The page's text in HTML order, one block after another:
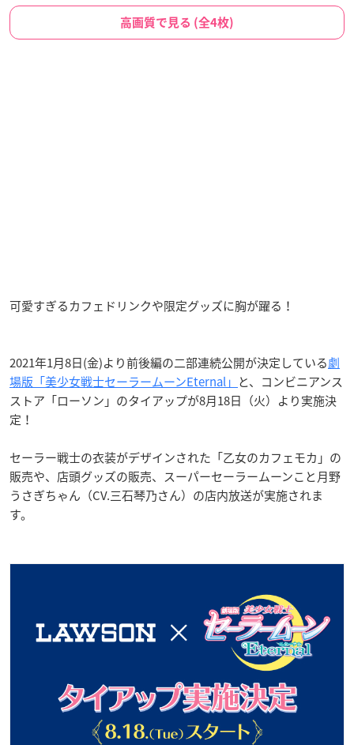
高画質で見る (全4枚)
可愛すぎるカフェドリンクや限定グッズに胸が躍る！
2021年1月8日(金)より前後編の二部連続公開が決定している劇
場版「美少女戦士セーラームーンEternal」 と、コンビニアンス
ストア「ローソン」のタイアップが8月18日（火）より実施決
定！
セーラー戦士の衣装がデザインされた「乙女のカフェモカ」の
販売や、店頭グッズの販売、スーパーセーラームーンこと月野
うさぎちゃん（CV.三石琴乃さん）の店内放送が実施されま
す。